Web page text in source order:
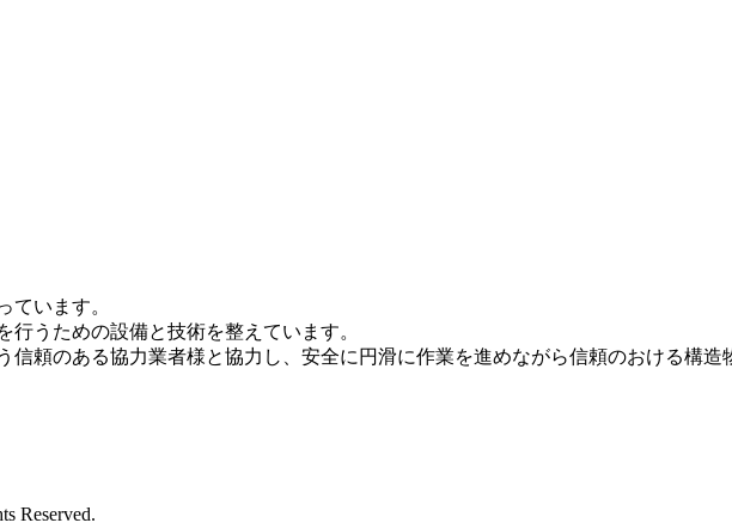
ています。
うための設備と技術を整えています。
信頼のある協力業者様と協力し、安全に円滑に作業を進めながら信頼のおける構造
Reserved.